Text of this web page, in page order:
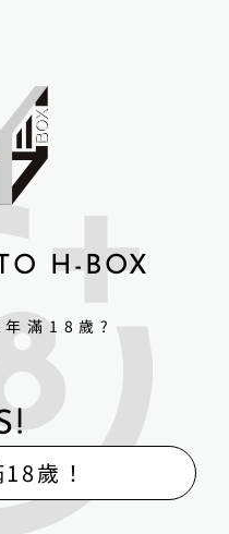
Sino-doll 先納
-145cmT16RRS
詳細資訊 →
H-BOX
年滿18歲?
歲！